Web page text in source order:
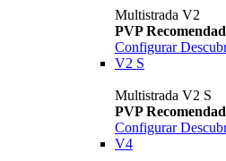
Multistrada V2
PVP
Configurar
V2 S
Multistrada V2 S
PVP
Configurar
V4